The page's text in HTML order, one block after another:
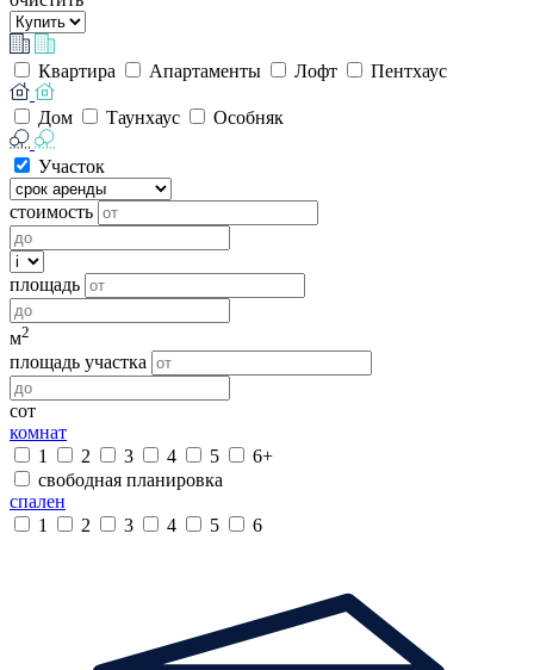
Квартира Апартаменты Лофт Пентхаус
Дом Таунхаус Особняк
Участок
стоимость
площадь
м2
площадь участка
сот
комнат
1
2 3 4 5
6+
свободная планировка
спален
1
2 3 4 5 6